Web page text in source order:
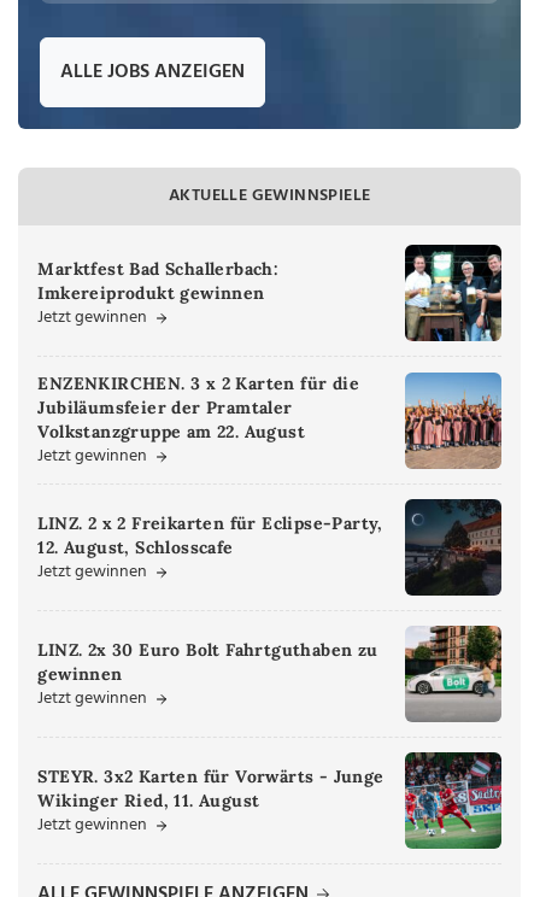
ALLE JOBS ANZEIGEN
AKTUELLE GEWINNSPIELE
Marktfest Bad Schallerbach:
Imkereiprodukt gewinnen
Jetzt gewinnen
ENZENKIRCHEN. 3 x 2 Karten für die
Jubiläumsfeier der Pramtaler
Volkstanzgruppe am 22. August
Jetzt gewinnen
LINZ. 2 x 2 Freikarten für Eclipse-Party,
12. August, Schlosscafe
Jetzt gewinnen
LINZ. 2x 30 Euro Bolt Fahrtguthaben zu
gewinnen
Jetzt gewinnen
STEYR. 3x2 Karten für Vorwärts - Junge
Wikinger Ried, 11. August
Jetzt gewinnen